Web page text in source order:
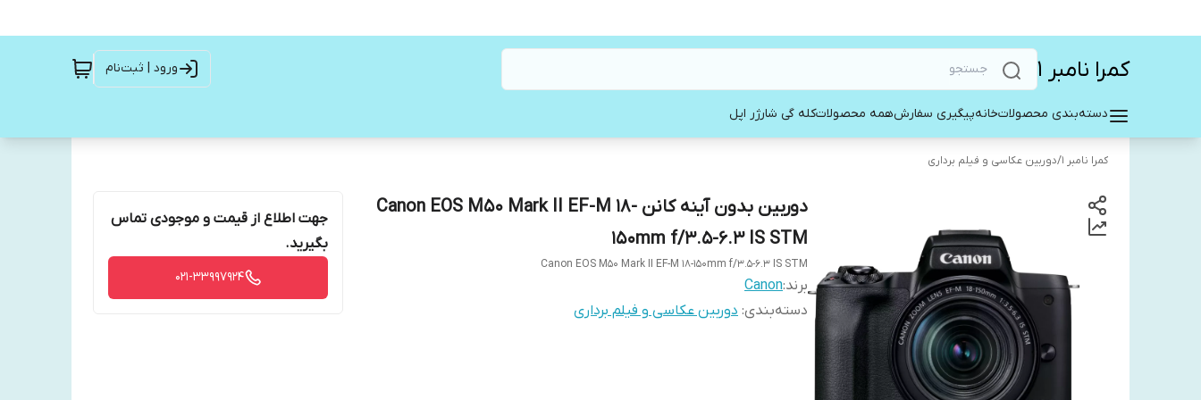
کمرا نامبر ۱ ورود | ثبت‌نام
دسته‌بندی محصولاتخانهپیگیری سفارشهمه محصولاتکله گی شارژر اپل
کمرا نامبر ۱ /دوربین عکاسی و فیلم برداری
دوربین بدون آینه کانن Canon EOS M50 Mark II EF-M 18-
150mm f/3.5-6.3 IS STM
Canon EOS M50 Mark II EF-M 18-150mm f/3.5-6.3 IS STM
برند:Canon
دسته‌بندی: دوربین عکاسی و فیلم برداری
جهت اطلاع از قیمت و موجودی تماس
بگیرید.
021-33997924